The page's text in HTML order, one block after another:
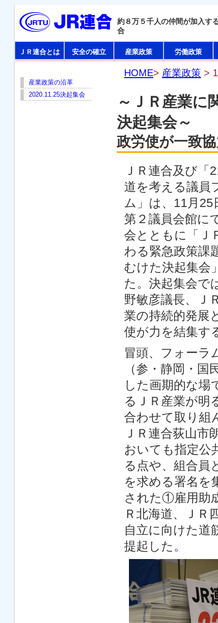
約８万５千人の仲間が加入す
合
ＪＲ連合とは 安全の確立 産業政策 労働政策
産業政策の沿革
2020.11.25決起集会
HOME> 産業政策 >
～ＪＲ産業に
決起集会～
政労使が一致
ＪＲ連合及び「
道を考える議員
ム」は、11月25
第２議員会館に
会とともに「Ｊ
わる緊急政策課
むけた決起集会
た。決起集会で
野敏彦議長、Ｊ
業の持続的発展
使が力を結集す
冒頭、フォーラ
（参・静岡・
した画期的な場
るＪＲ産業が明
合わせて取り組
ＪＲ連合荻山市
おいても指定公
る点や、組合員
を求める署名を
された①雇用助
Ｒ北海道、ＪＲ
自立に向けた道
提起した。